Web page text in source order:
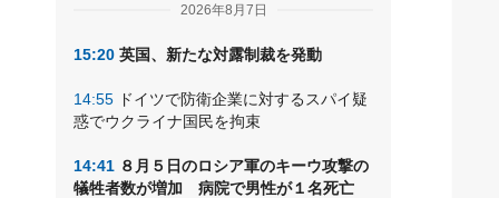
2026年8月7日
15:20 英国、新たな対露制裁を発動
14:55 ドイツで防衛企業に対するスパイ疑
惑でウクライナ国民を拘束
14:41 ８月５日のロシア軍のキーウ攻撃の
犠牲者数が増加 病院で男性が１名死亡